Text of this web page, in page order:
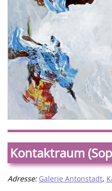
Kontaktraum
Adresse: Galerie Antonstadt,